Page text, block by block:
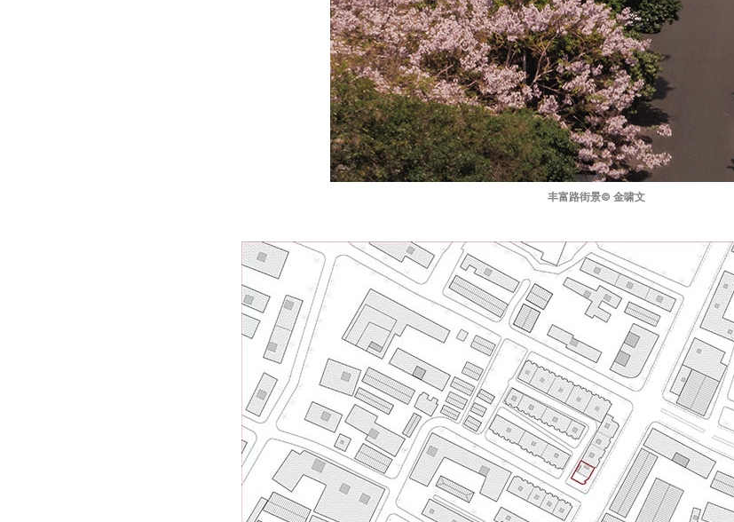
丰富路街景© 金啸文